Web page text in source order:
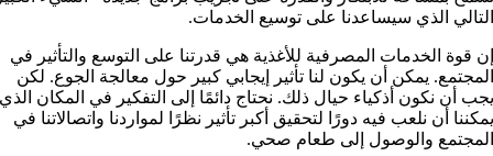
التالي الذي سيساعدنا على توسيع الخدمات.
إن قوة الخدمات المصرفية للأغذية هي قدرتنا على التوسع والتأثير في
المجتمع. يمكن أن يكون لنا تأثير إيجابي كبير حول معالجة الجوع. لكن
يجب أن نكون أذكياء حيال ذلك. نحتاج دائمًا إلى التفكير في المكان
يمكننا أن نلعب فيه دورًا لتحقيق أكبر تأثير نظرًا لمواردنا واتصالاتنا في
المجتمع والوصول إلى طعام صحي.